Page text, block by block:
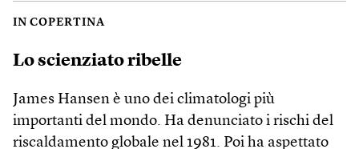
IN COPERTINA
Lo scienziato ribelle
James Hansen è uno dei climatologi più
importanti del mondo. Ha denunciato i rischi del
riscaldamento globale nel 1981. Poi ha aspettato